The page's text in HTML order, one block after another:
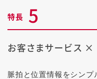
特長 5
お客さまサービス ×
脈拍と位置情報をシン